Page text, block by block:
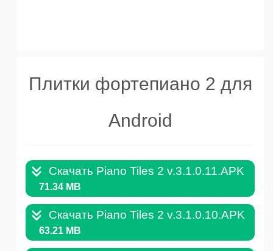
Плитки фортепиано 2 для
Android
Скачать Piano Tiles 2 v.3.1.0.11.APK
71.34 MB
Скачать Piano Tiles 2 v.3.1.0.10.APK
63.21 MB